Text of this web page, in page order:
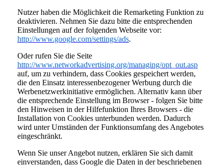
Nutzer haben die Möglichkeit die Remarketing Funktion zu
deaktivieren. Nehmen Sie dazu bitte die entsprechenden
Einstellungen auf der folgenden Webseite vor:
http://www.google.com/settings/ads.
Oder rufen Sie die Seite
http://www.networkadvertising.org/managing/opt_out.asp
auf, um zu verhindern, dass Cookies gespeichert werden,
die den Einsatz interessenbezogener Werbung durch die
Werbenetzwerkinitiative ermöglichen. Alternativ kann über
die entsprechende Einstellung im Browser - folgen Sie bitte
den Hinweisen in der Hilfefunktion Ihres Browsers - die
Installation von Cookies unterbunden werden. Dadurch
wird unter Umständen der Funktionsumfang des Angebotes
eingeschränkt.
Wenn Sie unser Angebot nutzen, erklären Sie sich damit
einverstanden, dass Google die Daten in der beschriebenen